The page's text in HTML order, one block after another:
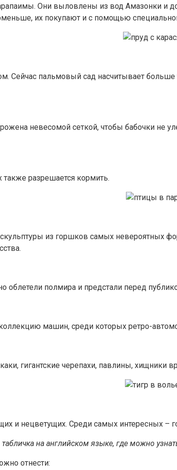
Они выловлены из вод Амазонки и
их покупают и с помощью
Сейчас пальмовый сад насчитывает
невесомой сеткой, чтобы бабочки не
также разрешается кормить.
из горшков самых невероятных
облетели полмира и предстали перед
машин, среди которых ретро-
гигантские черепахи, павлины, хищники
и нецветущих. Среди самых интересных –
на английском языке, где можно
отнести: